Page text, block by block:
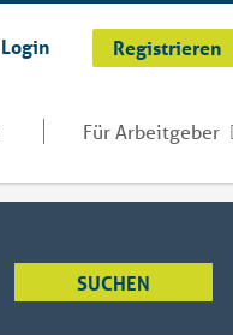
Login Registrieren
Für Arbeitgeber